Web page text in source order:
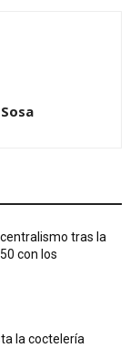
tras la
con los
la coctelería